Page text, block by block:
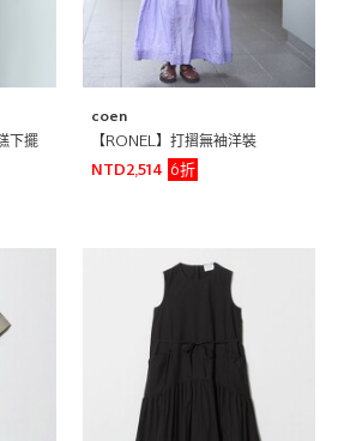
下擺
coen
【RONEL】打摺無袖洋裝
NTD2,514
6折